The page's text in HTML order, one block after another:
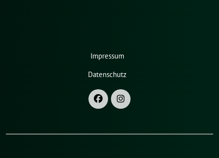
Impressum
Datenschutz